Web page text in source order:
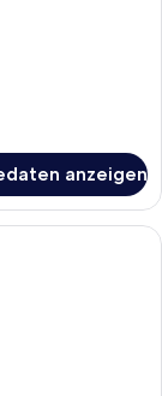
anzeigen